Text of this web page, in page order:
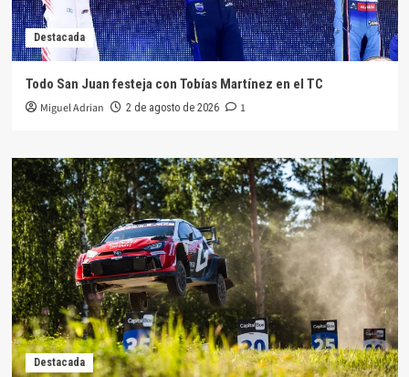
Destacada
Todo San Juan festeja con Tobías Martínez en el TC
Miguel Adrian 2 de agosto de 2026 1
Destacada